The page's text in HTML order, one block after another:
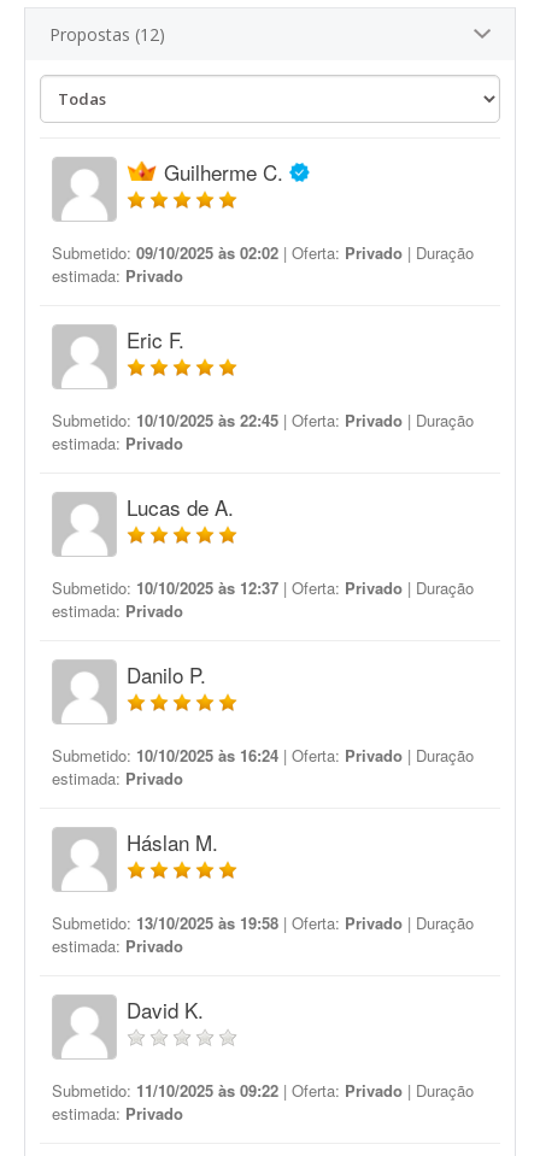
Propostas (12)
Guilherme C.
Submetido: 09/10/2025 às 02:02 | Oferta: Privado | Duração
estimada: Privado
Eric F.
Submetido: 10/10/2025 às 22:45 | Oferta: Privado | Duração
estimada: Privado
Lucas de A.
Submetido: 10/10/2025 às 12:37 | Oferta: Privado | Duração
estimada: Privado
Danilo P.
Submetido: 10/10/2025 às 16:24 | Oferta: Privado | Duração
estimada: Privado
Háslan M.
Submetido: 13/10/2025 às 19:58 | Oferta: Privado | Duração
estimada: Privado
David K.
Submetido: 11/10/2025 às 09:22 | Oferta: Privado | Duração
estimada: Privado